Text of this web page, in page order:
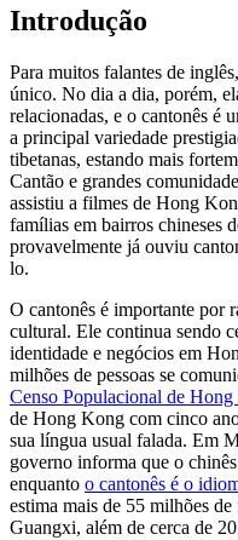
Introdução
Para muitos falantes de
único. No dia a dia, porém,
relacionadas, e o cantonês é
a principal variedade
tibetanas, estando mais
Cantão e grandes
assistiu a filmes de Hong
famílias em bairros chineses
provavelmente já ouviu
lo.
O cantonês é importante por
cultural. Ele continua sendo
identidade e negócios em
milhões de pessoas se
Censo Populacional de
de Hong Kong com cinco
sua língua usual falada. Em
governo informa que o
enquanto o cantonês é o
estima mais de 55 milhões
Guangxi, além de cerca de